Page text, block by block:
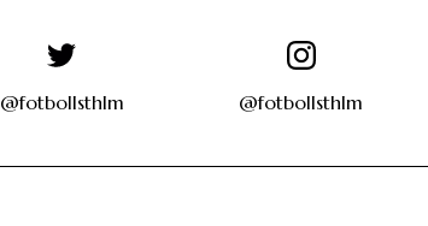
@fotbollsthlm @fotbollsthlm